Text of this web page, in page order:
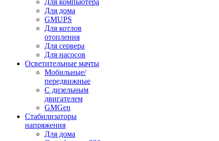
Для компьютера
Для дома
GMUPS
Для котлов
отопления
Для сервера
Для насосов
Осветительные мачты
Мобильные/
передвижные
С дизельным
двигателем
GMGen
Стабилизаторы
напряжения
Для дома